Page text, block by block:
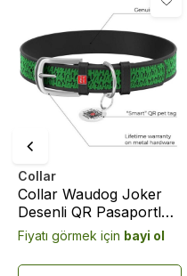
Collar
Collar Waudog Joker
Desenli QR Pasaportlu
Köpek Boyun Tasması
38-49 Cm (0025-1001-
01)
Fiyatı görmek için bayi ol